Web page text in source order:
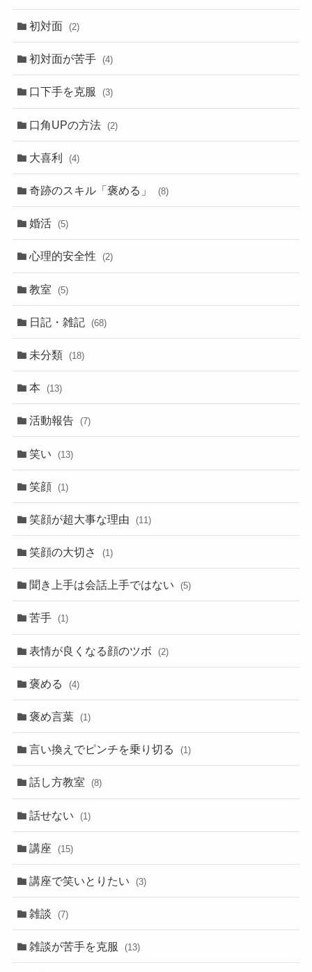
初対面 (2)
初対面が苦手 (4)
口下手を克服 (3)
口角UPの方法 (2)
大喜利 (4)
奇跡のスキル「褒める」 (8)
婚活 (5)
心理的安全性 (2)
教室 (5)
日記・雑記 (68)
未分類 (18)
本 (13)
活動報告 (7)
笑い (13)
笑顔 (1)
笑顔が超大事な理由 (11)
笑顔の大切さ (1)
聞き上手は会話上手ではない (5)
苦手 (1)
表情が良くなる顔のツボ (2)
褒める (4)
褒め言葉 (1)
言い換えでピンチを乗り切る (1)
話し方教室 (8)
話せない (1)
講座 (15)
講座で笑いとりたい (3)
雑談 (7)
雑談が苦手を克服 (13)